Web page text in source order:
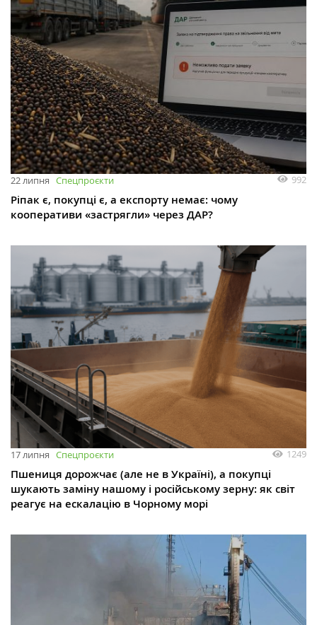
22 липня Спецпроєкти 992
Ріпак є, покупці є, а експорту немає: чому
кооперативи «застрягли» через ДАР?
17 липня Спецпроєкти 1249
Пшениця дорожчає (але не в Україні), а покупці
шукають заміну нашому і російському зерну: як світ
реагує на ескалацію в Чорному морі